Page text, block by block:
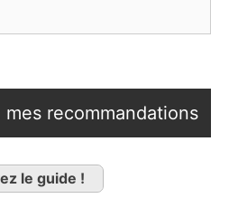
recommandations
le guide !